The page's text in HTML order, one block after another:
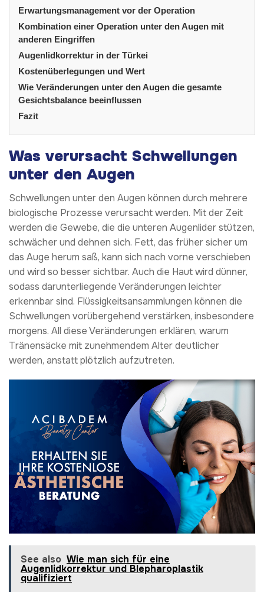
Erwartungsmanagement vor der Operation
Kombination einer Operation unter den Augen mit
anderen Eingriffen
Augenlidkorrektur in der Türkei
Kostenüberlegungen und Wert
Wie Veränderungen unter den Augen die gesamte
Gesichtsbalance beeinflussen
Fazit
Was verursacht Schwellungen
unter den Augen
Schwellungen unter den Augen können durch mehrere
biologische Prozesse verursacht werden. Mit der Zeit
werden die Gewebe, die die unteren Augenlider stützen,
schwächer und dehnen sich. Fett, das früher sicher um
das Auge herum saß, kann sich nach vorne verschieben
und wird so besser sichtbar. Auch die Haut wird dünner,
sodass darunterliegende Veränderungen leichter
erkennbar sind. Flüssigkeitsansammlungen können die
Schwellungen vorübergehend verstärken, insbesondere
morgens. All diese Veränderungen erklären, warum
Tränensäcke mit zunehmendem Alter deutlicher
werden, anstatt plötzlich aufzutreten.
See also Wie man sich für eine
Augenlidkorrektur und Blepharoplastik
qualifiziert